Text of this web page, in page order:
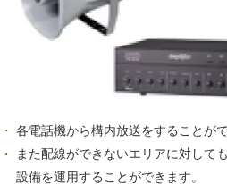
各電話機から構内放送をすることがで
また配線ができないエリアに対して
設備を運用することができます。